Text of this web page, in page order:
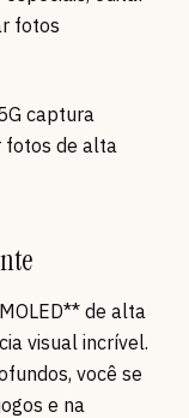
fotos
captura
fotos de alta
de alta
visual incrível.
você se
e na